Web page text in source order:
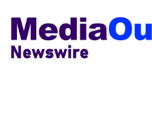
刊登